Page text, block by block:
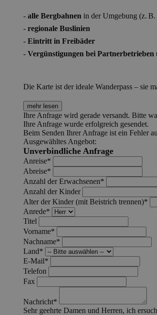
- alle Bergbahnen in der Umgebung (z.
- regionale Buslinien
- Eintritt in Freibäder
- Vergünstigungen bei Partnerbetrieben
Die Karte ist der ideale Wanderpass – sie
mehr lesen
Ihre Anfrage wird gerade versandt. Bitte
Ihre Anfrage wurde erfolgreich gesendet.
Beim Senden Ihrer Anfrage ist ein Fehler
Ausgewähltes Angebot:
Unverbindliche Anfrage
Anreise*
Abreise*
Anzahl der Erwachsenen*
Anzahl der Kinder
Alter der Kinder (mit Beistrich trennen)*
Anrede*
Titel
Vorname*
Nachname*
Land*
E-Mail*
Telefon
Fax
Nachricht*
Sehr geehrte Damen und Herren, ich